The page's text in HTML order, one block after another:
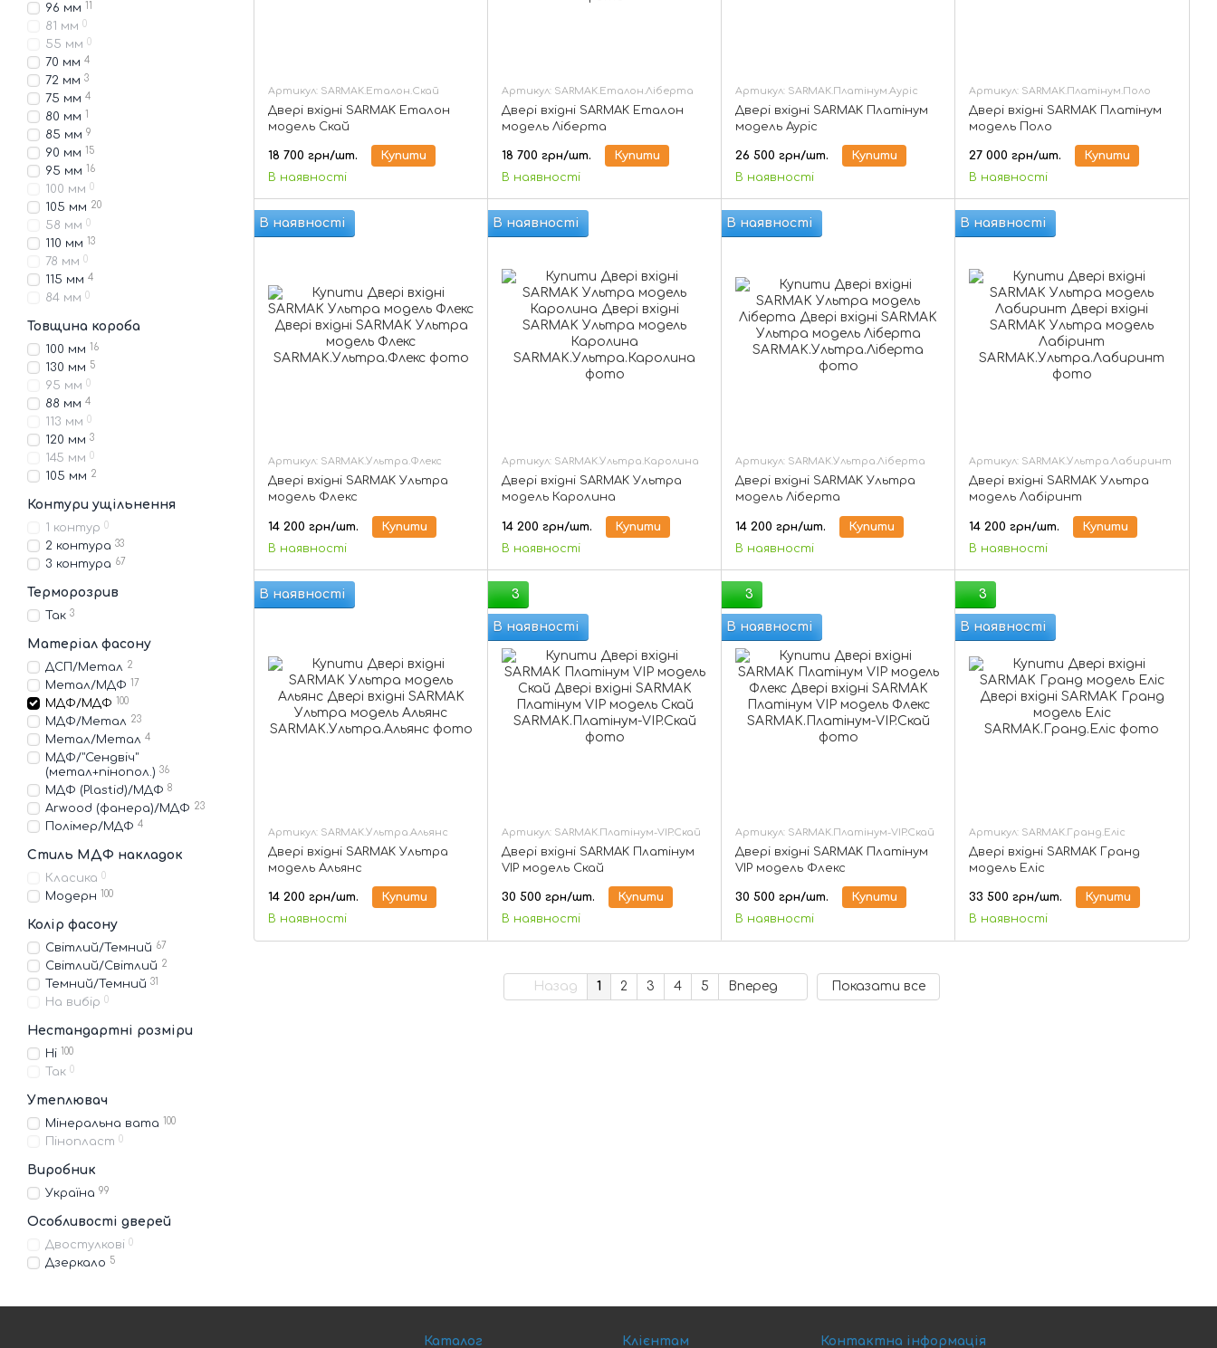
Артикул: SARMAK.Еталон.Скай
Двері вхідні SARMAK Еталон
модель Скай
18 700 грн/шт.
Купити
В наявності
Артикул: SARMAK.Еталон.Ліберта
Двері вхідні SARMAK Еталон
модель Ліберта
18 700 грн/шт.
Купити
В наявності
Артикул: SARMAK.Платінум.Ауріс
Двері вхідні SARMAK Платінум
модель Ауріс
26 500 грн/шт.
Купити
В наявності
Артикул: SARMAK.Платінум.Поло
Двері вхідні SARMAK Платінум
модель Поло
27 000 грн/шт.
Купити
В наявності
В наявності
Артикул: SARMAK.Ультра.Флекс
Двері вхідні SARMAK Ультра
модель Флекс
14 200 грн/шт.
Купити
В наявності
В наявності
Артикул: SARMAK.Ультра.Каролина
Двері вхідні SARMAK Ультра
модель Каролина
14 200 грн/шт.
Купити
В наявності
В наявності
Артикул: SARMAK.Ультра.Ліберта
Двері вхідні SARMAK Ультра
модель Ліберта
14 200 грн/шт.
Купити
В наявності
В наявності
Артикул: SARMAK.Ультра.Лабиринт
Двері вхідні SARMAK Ультра
модель Лабіринт
14 200 грн/шт.
Купити
В наявності
В наявності
Артикул: SARMAK.Ультра.Альянс
Двері вхідні SARMAK Ультра
модель Альянс
14 200 грн/шт.
Купити
В наявності
3
В наявності
Артикул: SARMAK.Платінум-VIP.Скай
Двері вхідні SARMAK Платінум
VIP модель Скай
30 500 грн/шт.
Купити
В наявності
3
В наявності
Артикул: SARMAK.Платінум-VIP.Скай
Двері вхідні SARMAK Платінум
VIP модель Флекс
30 500 грн/шт.
Купити
В наявності
3
В наявності
Артикул: SARMAK.Гранд.Еліс
Двері вхідні SARMAK Гранд
модель Еліс
33 500 грн/шт.
Купити
В наявності
Назад 1 2 3 4 5 Вперед Показати все
96 мм 11
81 мм 0
55 мм 0
70 мм 4
72 мм 3
75 мм 4
80 мм 1
85 мм 9
90 мм 15
95 мм 16
100 мм 0
105 мм 20
58 мм 0
110 мм 13
78 мм 0
115 мм 4
84 мм 0
Товщина короба
100 мм 16
130 мм 5
95 мм 0
88 мм 4
113 мм 0
120 мм 3
145 мм 0
105 мм 2
Контури ущільнення
1 контур 0
2 контура 33
3 контура 67
Терморозрив
Так 3
Матеріал фасону
ДСП/Метал 2
Метал/МДФ 17
МДФ/МДФ 100
МДФ/Метал 23
Метал/Метал 4
МДФ/"Сендвіч"
(метал+пінопол.) 36
МДФ (Plastid)/МДФ 8
Arwood (фанера)/МДФ 23
Полімер/МДФ 4
Стиль МДФ накладок
Класика 0
Модерн 100
Колір фасону
Світлий/Темний 67
Світлий/Світлий 2
Темний/Темний 31
На вибір 0
Нестандартні розміри
Ні 100
Так 0
Утеплювач
Мінеральна вата 100
Пінопласт 0
Виробник
Україна 99
Особливості дверей
Двостулкові 0
Дзеркало 5
Каталог Клієнтам Контактна інформація